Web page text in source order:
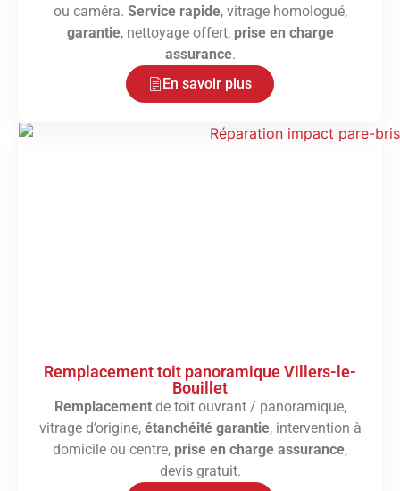
ou caméra. Service rapide, vitrage homologué,
garantie, nettoyage offert, prise en charge
assurance.
En savoir plus
Remplacement toit panoramique Villers-le-
Bouillet
Remplacementde toit ouvrant / panoramique,
vitrage d’origine, étanchéité garantie, intervention à
domicile ou centre, prise en charge assurance,
devis gratuit.